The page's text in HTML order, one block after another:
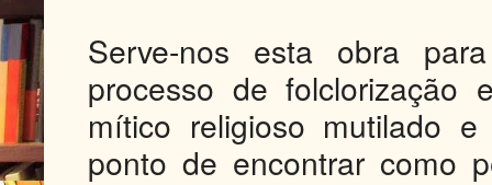
Serve-nos esta obra
processo de folclorização
mítico religioso mutilado
ponto de encontrar como